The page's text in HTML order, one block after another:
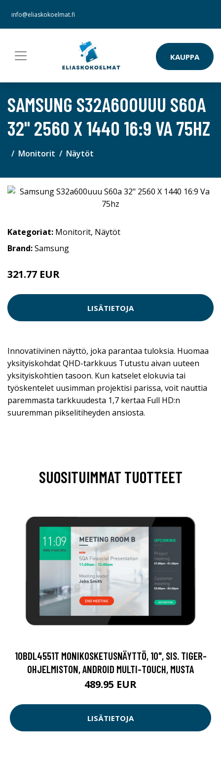
info@eliaskokoelmat.fi
KAUPPA
SAMSUNG S32A600UUU S60A
32" 2560 X 1440 16:9 VA 75HZ
Monitorit Näytöt
Kategoriat: Monitorit, Näytöt
Brand:Samsung
321.77 EUR
LISÄTIETOJA
Innovatiivinen näyttö, joka parantaa tuloksia. Huomaa
yksityiskohdat QHD-tarkkuus Tutustu aivan uuteen
yksityiskohtien tasoon. Kun katselet elokuvia tai
työskentelet uusimman projektisi parissa, voit nauttia
paremmasta tarkkuudesta 1,7 kertaa Full HD:n
suuremman pikselitiheyden ansiosta.
SUOSITUIMMAT TUOTTEET
10BDL4551T MONIKOSKETUSNÄYTTÖ, 10", SIS. TIGER-
OHJELMISTON, ANDROID MULTI-TOUCH, MUSTA
489.95 EUR
LISÄTIETOJA